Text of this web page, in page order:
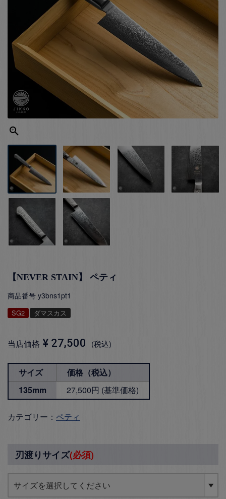
【NEVER STAIN】 ペティ
商品番号 y3bns1pt1
SG2 ダマスカス
当店価格 ¥ 27,500 税込
サイズ
価格（税込）
135mm
27,500円 (基準価格)
カテゴリー： ペティ
刃渡りサイズ(必須)